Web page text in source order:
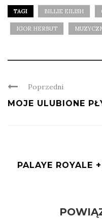
in
new
window)
in
new
window)
TAGI BILLIE EILISH
IGOR HERBUT
Poprzedni
MOJE ULUBIONE
PALAYE ROYALE